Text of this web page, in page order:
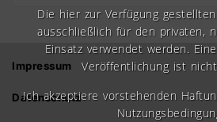
Impressum
Datenschutz
Die hier zur Verfügung
ausschließlich für den privaten,
Einsatz verwendet werden.
Veröffentlichung ist
Ich akzeptiere vorstehenden